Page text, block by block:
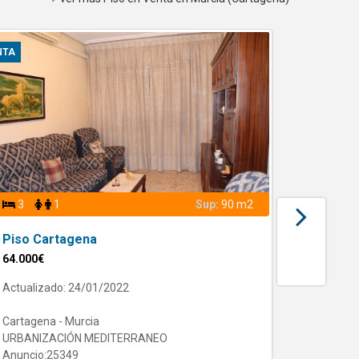
3 1 Sup: 90 m2
Piso Cartagena
64.000€
Actualizado: 24/01/2022
Cartagena - Murcia
URBANIZACIÓN MEDITERRANEO
Anuncio:25349